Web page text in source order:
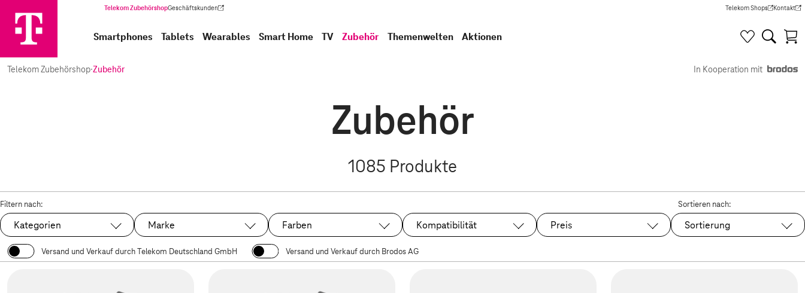
Telekom ZubehörshopGeschäftskunden
(Wird in einem neuen Tab geöffnet) Telekom Shops
(Wird in einem neuen Tab
Kontakt
(Wird in
Smartphones Tablets Wearables Smart Home TV Zubehör Themenwelten Aktionen
Telekom Zubehörshop·Zubehör In Kooperation mit
Zubehör
1085 Produkte
Filtern nach:
Kategorien Marke Farben Kompatibilität Preis
Sortieren nach:
Sortierung
Versand und Verkauf durch Telekom Deutschland GmbH Versand und Verkauf durch Brodos AG